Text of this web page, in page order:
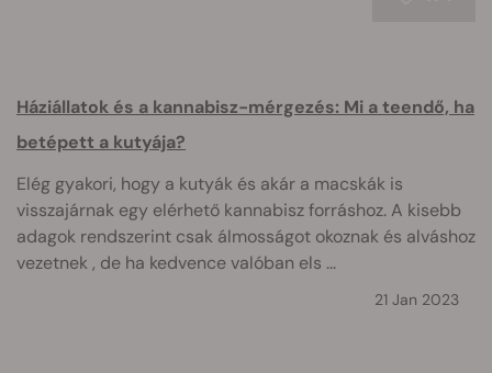
Háziállatok és a kannabisz-mérgezés: Mi a teendő, ha
betépett a kutyája?
Elég gyakori, hogy a kutyák és akár a macskák is
visszajárnak egy elérhető kannabisz forráshoz. A kisebb
adagok rendszerint csak álmosságot okoznak és alváshoz
vezetnek , de ha kedvence valóban els ...
21 Jan 2023